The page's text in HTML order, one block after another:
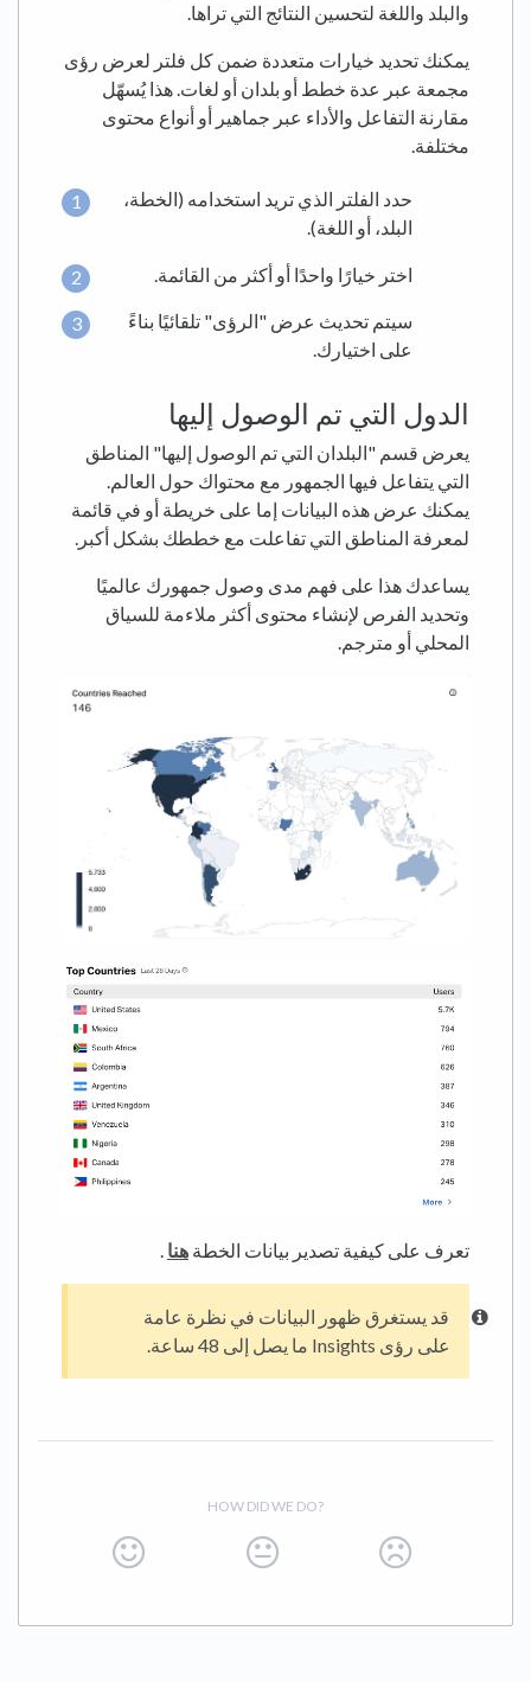
والبلد واللغة لتحسين النتائج التي تراها.
يمكنك تحديد خيارات متعددة ضمن كل فلتر لعرض رؤى
مجمعة عبر عدة خطط أو بلدان أو لغات. هذا يُسهّل
مقارنة التفاعل والأداء عبر جماهير أو أنواع محتوى
مختلفة.
حدد الفلتر الذي تريد استخدامه (الخطة،
البلد، أو اللغة).
اختر خيارًا واحدًا أو أكثر من القائمة.
سيتم تحديث عرض "الرؤى" تلقائيًا بناءً
على اختيارك.
الدول التي تم الوصول إليها
يعرض قسم "البلدان التي تم الوصول إليها" المناطق
التي يتفاعل فيها الجمهور مع محتواك حول العالم.
يمكنك عرض هذه البيانات إما على خريطة أو في قائمة
لمعرفة المناطق التي تفاعلت مع خططك بشكل أكبر.
يساعدك هذا على فهم مدى وصول جمهورك عالميًا
وتحديد الفرص لإنشاء محتوى أكثر ملاءمة للسياق
المحلي أو مترجم.
تعرف على كيفية تصدير بيانات الخطة هنا .
قد يستغرق ظهور البيانات في نظرة عامة
على رؤى Insights ما يصل إلى 48 ساعة.
HOW DID WE DO?